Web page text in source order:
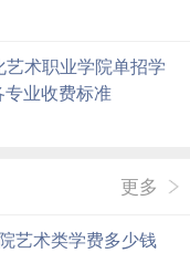
术职业学院单招学
业收费标准
更多
艺术类学费多少钱